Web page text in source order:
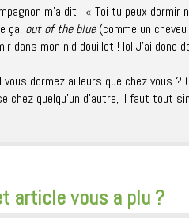
m’a dit : « Toi tu peux dormir
ça, out of the blue(comme un
dans mon nid douillet ! lol J’ai donc
vous dormez ailleurs que chez vous
chez quelqu’un d’autre, il faut tout
article vous a plu ?